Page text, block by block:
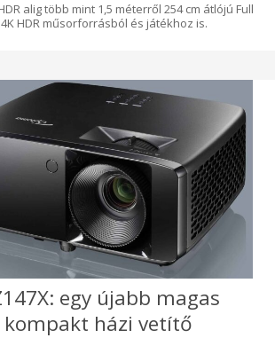
alig több mint 1,5 méterről 254 cm átlójú Full
HDR műsorforrásból és játékhoz is.
egy újabb magas
házi vetítő